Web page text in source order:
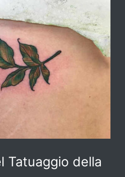
Tatuaggio della